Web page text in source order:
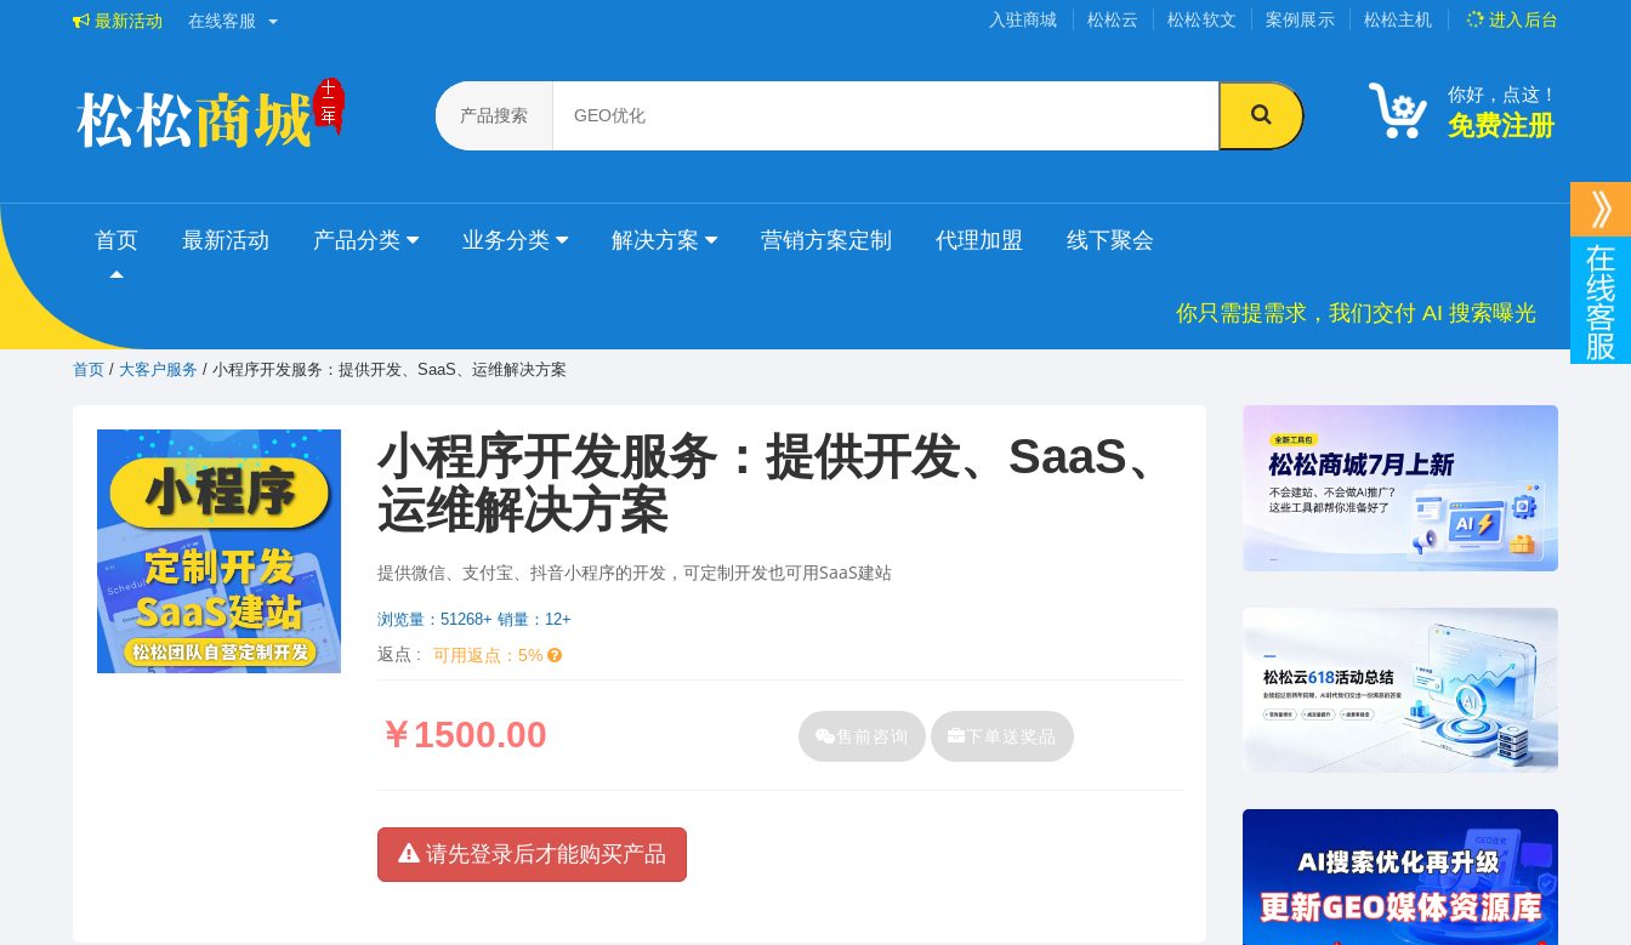
入驻商城 松松云 松松软文 案例展示 松松主机 进入 后台
最新活动 在线客服
产品搜索
你好，点这！
免费注册
首页 最新活动 产品分类 业务分类 解决方案 营销方案定制 代理加盟 线下聚会
你只需提需求，我们交付 AI 搜索曝光
首页 / 大客户服务 / 小程序开发服务：提供开发、SaaS、运维解决方案
小程序开发服务：提供开发、SaaS、
运维解决方案
提供微信、支付宝、抖音小程序的开发，可定制开发也可用SaaS建站
浏览量：51268+ 销量：12+
返点 : 可用返点：5%
￥1500.00 售前咨询 下单送奖品
请先登录后才能购买产品